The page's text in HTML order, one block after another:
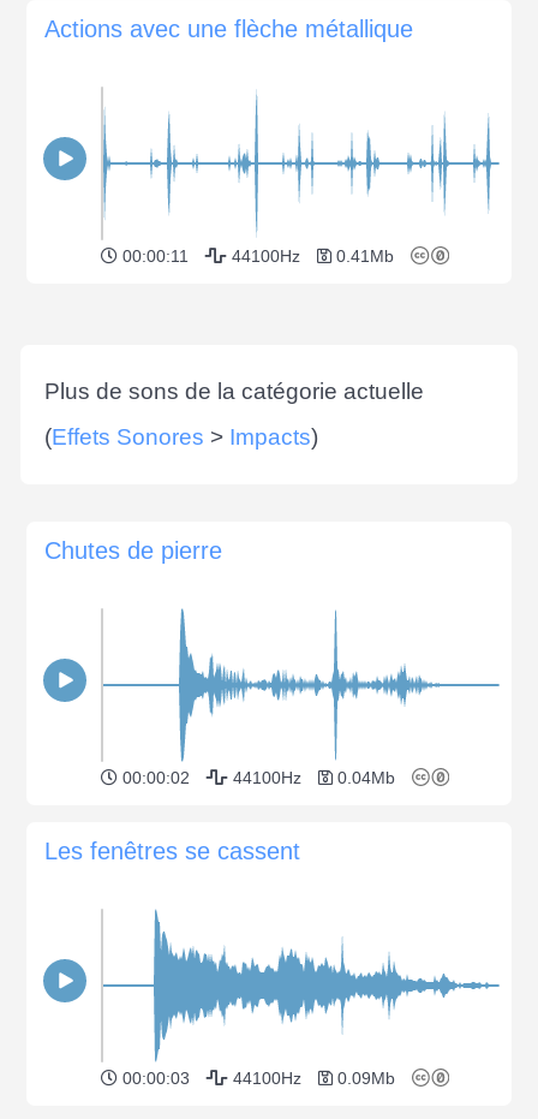
Actions avec une flèche métallique
00:00:11 44100Hz 0.41Mb
Plus de sons de la catégorie actuelle
(Effets Sonores > Impacts)
Chutes de pierre
00:00:02 44100Hz 0.04Mb
Les fenêtres se cassent
00:00:03 44100Hz 0.09Mb